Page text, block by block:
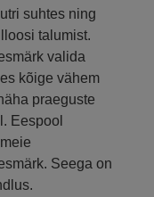
suhtes ning
talumist.
valida
kõige vähem
praeguste
Eespool
Seega on